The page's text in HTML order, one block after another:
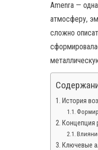
Amenra —
атмосферу,
сложно
История
Концепция
Ключевые